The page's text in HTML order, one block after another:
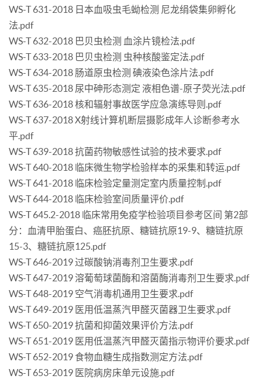
WS-T 631-2018 日本血吸虫毛蚴检测 尼龙绢袋集卵孵化
法.pdf
WS-T 632-2018 巴贝虫检测 血涂片镜检法.pdf
WS-T 633-2018 巴贝虫检测 虫种核酸鉴定法.pdf
WS-T 634-2018 肠道原虫检测 碘液染色涂片法.pdf
WS-T 635-2018 尿中砷形态测定 液相色谱-原子荧光法.pdf
WS-T 636-2018 核和辐射事故医学应急演练导则.pdf
WS-T 637-2018 X射线计算机断层摄影成年人诊断参考水
平.pdf
WS-T 639-2018 抗菌药物敏感性试验的技术要求.pdf
WS-T 640-2018 临床微生物学检验样本的采集和转运.pdf
WS-T 641-2018 临床检验定量测定室内质量控制.pdf
WS-T 644-2018 临床检验室间质量评价.pdf
WS-T 645.2-2018 临床常用免疫学检验项目参考区间 第2部
分：血清甲胎蛋白、癌胚抗原、糖链抗原19-9、糖链抗原
15-3、糖链抗原125.pdf
WS-T 646-2019 过碳酸钠消毒剂卫生要求.pdf
WS-T 647-2019 溶葡萄球菌酶和溶菌酶消毒剂卫生要求.pdf
WS-T 648-2019 空气消毒机通用卫生要求.pdf
WS-T 649-2019 医用低温蒸汽甲醛灭菌器卫生要求.pdf
WS-T 650-2019 抗菌和抑菌效果评价方法.pdf
WS-T 651-2019 医用低温蒸汽甲醛灭菌指示物评价要求.pdf
WS-T 652-2019 食物血糖生成指数测定方法.pdf
WS-T 653-2019 医院病房床单元设施.pdf